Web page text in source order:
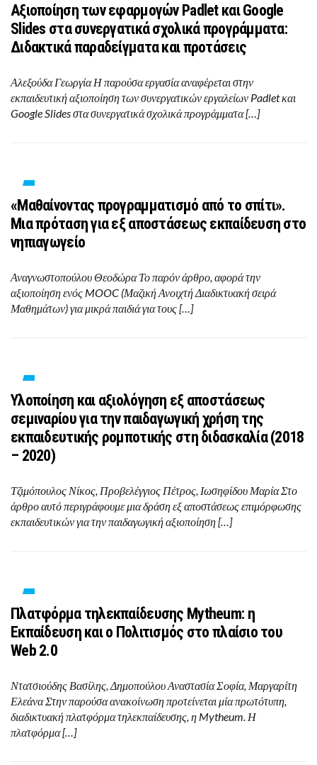
Αξιοποίηση των εφαρμογών Padlet και Google
Slides στα συνεργατικά σχολικά προγράμματα:
Διδακτικά παραδείγματα και προτάσεις
Αλεξούδα Γεωργία Η παρούσα εργασία αναφέρεται στην
εκπαιδευτική αξιοποίηση των συνεργατικών εργαλείων Padlet και
Google Slides στα συνεργατικά σχολικά προγράμματα […]
«Μαθαίνοντας προγραμματισμό από το σπίτι».
Μια πρόταση για εξ αποστάσεως εκπαίδευση στο
νηπιαγωγείο
Αναγνωστοπούλου Θεοδώρα Το παρόν άρθρο, αφορά την
αξιοποίηση ενός MOOC (Μαζική Ανοιχτή Διαδικτυακή σειρά
Μαθημάτων) για μικρά παιδιά για τους […]
Υλοποίηση και αξιολόγηση εξ αποστάσεως
σεμιναρίου για την παιδαγωγική χρήση της
εκπαιδευτικής ρομποτικής στη διδασκαλία (2018
– 2020)
Τζιμόπουλος Νίκος, Προβελέγγιος Πέτρος, Ιωσηφίδου Μαρία Στο
άρθρο αυτό περιγράφουμε μια δράση εξ αποστάσεως επιμόρφωσης
εκπαιδευτικών για την παιδαγωγική αξιοποίηση […]
Πλατφόρμα τηλεκπαίδευσης Mytheum: η
Εκπαίδευση και ο Πολιτισμός στο πλαίσιο του
Web 2.0
Ντατσιούδης Βασίλης, Δημοπούλου Αναστασία Σοφία, Μαργαρίτη
Ελεάνα Στην παρούσα ανακοίνωση προτείνεται μία πρωτότυπη,
διαδικτυακή πλατφόρμα τηλεκπαίδευσης, η Mytheum. Η
πλατφόρμα […]